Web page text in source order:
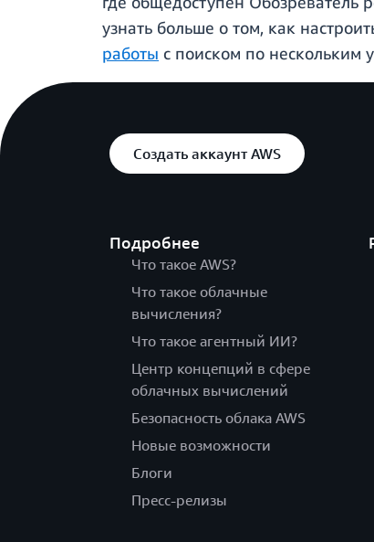
узнать больше о том, как
работы с поиском по нескольким
Создать аккаунт AWS
Подробнее
Что такое AWS?
Что такое облачные
вычисления?
Что такое агентный ИИ?
Центр концепций в сфере
облачных вычислений
Безопасность облака AWS
Новые возможности
Блоги
Пресс-релизы